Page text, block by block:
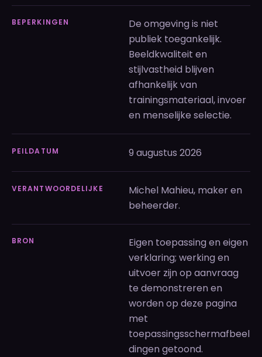
BEPERKINGEN
De omgeving is niet
publiek toegankelijk.
Beeldkwaliteit en
stijlvastheid blijven
afhankelijk van
trainingsmateriaal, invoer
en menselijke selectie.
PEILDATUM 9 augustus 2026
VERANTWOORDELIJKE
Michel Mahieu, maker en
beheerder.
BRON
Eigen toepassing en eigen
verklaring; werking en
uitvoer zijn op aanvraag
te demonstreren en
worden op deze pagina
met
toepassingsschermafbeel
dingen getoond.